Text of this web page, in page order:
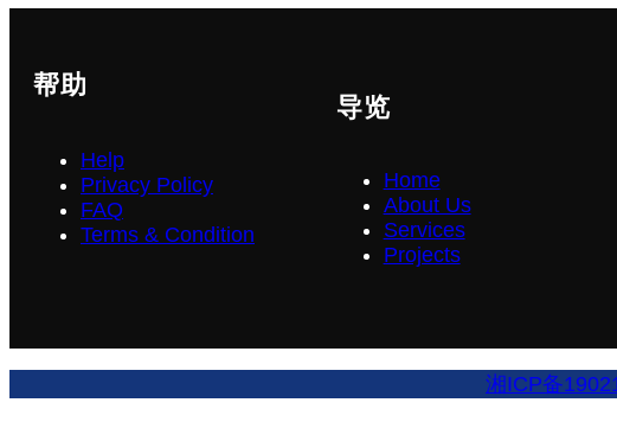
帮助
Help
Privacy Policy
FAQ
Terms & Condition
导览
Home
About Us
Services
Projects
湘ICP备